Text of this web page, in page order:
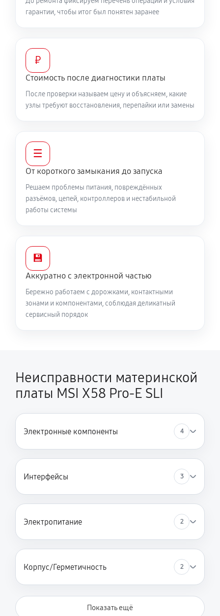
гарантии, чтобы итог был понятен заранее
₽
Стоимость после диагностики платы
После проверки называем цену и объясняем, какие
узлы требуют восстановления, перепайки или замены
☰
От короткого замыкания до запуска
Решаем проблемы питания, повреждённых
разъёмов, цепей, контроллеров и нестабильной
работы системы
💾
Аккуратно с электронной частью
Бережно работаем с дорожками, контактными
зонами и компонентами, соблюдая деликатный
сервисный порядок
Неисправности материнской
платы MSI X58 Pro-E SLI
Электронные компоненты 4
Интерфейсы 3
Электропитание 2
Корпус/Герметичность 2
Показать ещё